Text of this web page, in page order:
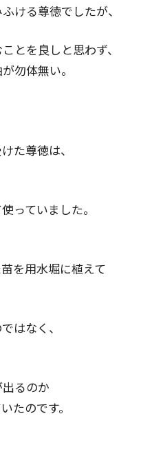
ける尊徳でしたが、
とを良しと思わず、
勿体無い。
た尊徳は、
っていました。
を用水堀に植えて
はなく、
るのか
たのです。